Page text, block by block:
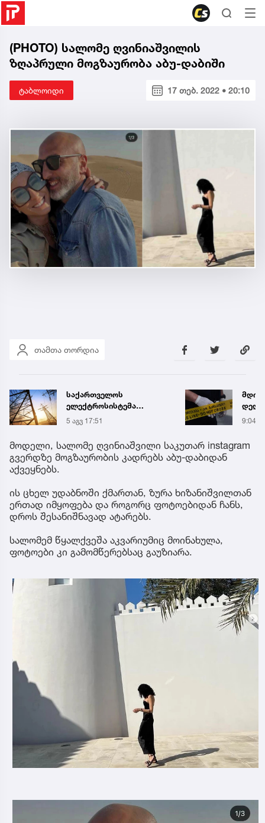
(PHOTO) სალომე ღვინიაშვილის
ზღაპრული მოგზაურობა აბუ-დაბიში
ტაბლოიდი 17 თებ. 2022 • 20:10
თამთა თორდია
საქართველოს
ელექტროსისტემა
სპეციალურ განცხადებას
ავრცელებს
5 აგვ 17:51 9:04
მოდელი, სალომე ღვინიაშვილი საკუთარ instagram
გვერდზე მოგზაურობის კადრებს აბუ-დაბიდან
აქვეყნებს.
ის ცხელ უდაბნოში ქმართან, ზურა ხიზანიშვილთან
ერთად იმყოფება და როგორც ფოტოებიდან ჩანს,
დროს შესანიშნავად ატარებს.
სალომემ წყალქვეშა აკვარიუმიც მოინახულა,
ფოტოები კი გამომწერებსაც გაუზიარა.